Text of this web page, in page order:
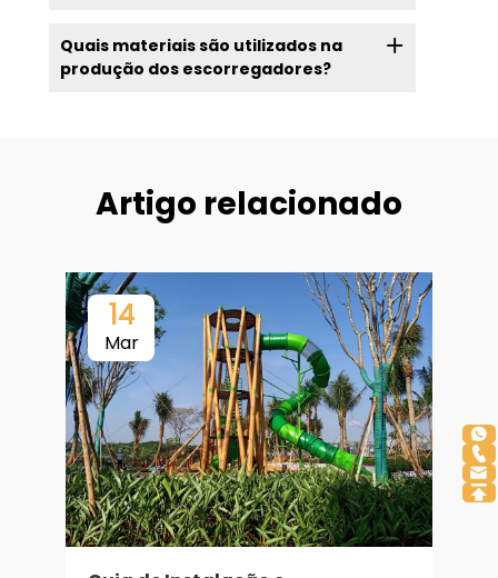
Quais materiais são utilizados na
produção dos escorregadores?
Artigo relacionado
14
Mar